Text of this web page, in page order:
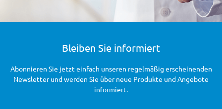
Bleiben Sie informiert
Abonnieren Sie jetzt einfach unseren regelmäßig erscheinenden
Newsletter und werden Sie über neue Produkte und Angebote
informiert.